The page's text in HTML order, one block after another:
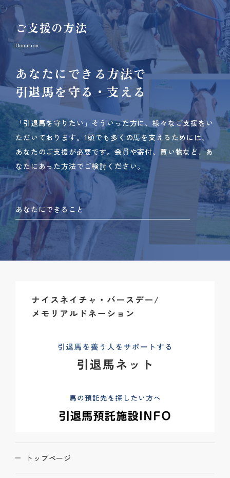
ご支援の方法
Donation
あなたにできる方法で
引退馬を守る・支える
「引退馬を守りたい」そういった方に、様々なご支援をい
ただいております。 1頭でも多くの馬を支えるためには、
あなたのご支援が必要です。 会員や寄付、買い物など、あ
なたにあった方法でご検討ください。
あなたにできること
トップページ